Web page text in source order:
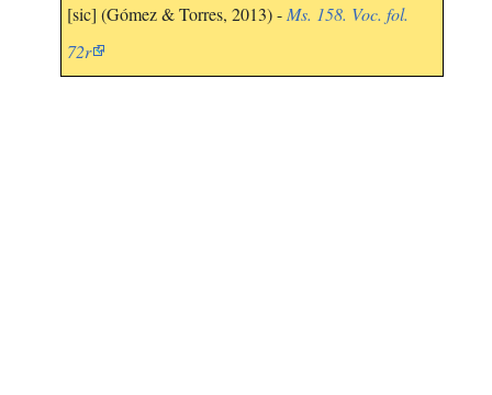
[sic] (Gómez & Torres, 2013) - Ms. 158. Voc. fol.
72r